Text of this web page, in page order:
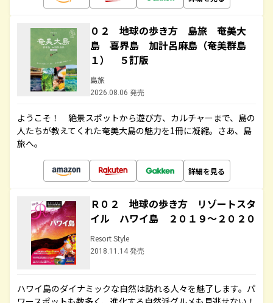
０２ 地球の歩き方 島旅 奄美大
島 喜界島 加計呂麻島（奄美群島
１） ５訂版
島旅
2026.08.06 発売
ようこそ！ 絶景スポットから遊び方、カルチャーまで、島の
人たちが教えてくれた奄美大島の魅力を1冊に凝縮。さあ、島
旅へ。
詳細を見る
Ｒ０２ 地球の歩き方 リゾートスタ
イル ハワイ島 ２０１９～２０２０
Resort Style
2018.11.14 発売
ハワイ島のダイナミックな自然は訪れる人々を魅了します。パ